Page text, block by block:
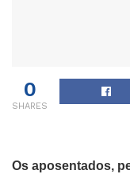
0
SHARES
Os aposentados,